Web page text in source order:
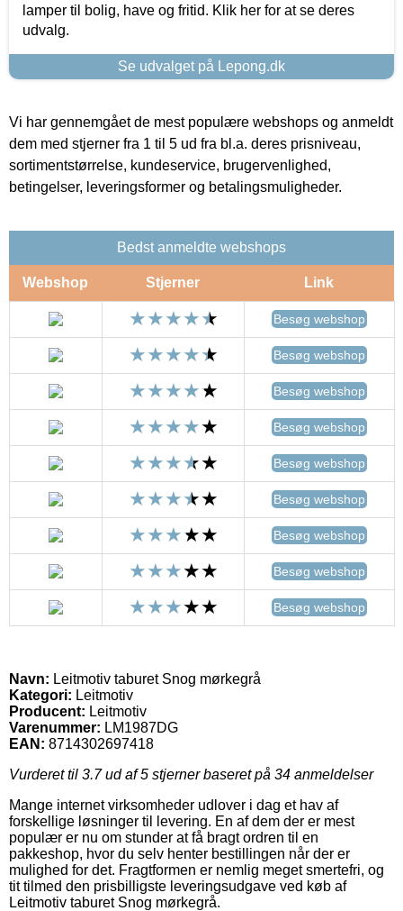
lamper til bolig, have og fritid. Klik her for at se deres
udvalg.
Se udvalget på Lepong.dk
Vi har gennemgået de mest populære webshops og anmeldt
dem med stjerner fra 1 til 5 ud fra bl.a. deres prisniveau,
sortimentstørrelse, kundeservice, brugervenlighed,
betingelser, leveringsformer og betalingsmuligheder.
Bedst anmeldte webshops
Webshop Stjerner Link
Besøg webshop
Besøg webshop
Besøg webshop
Besøg webshop
Besøg webshop
Besøg webshop
Besøg webshop
Besøg webshop
Besøg webshop
Navn: Leitmotiv taburet Snog mørkegrå
Kategori: Leitmotiv
Producent: Leitmotiv
Varenummer: LM1987DG
EAN: 8714302697418
Vurderet til 3.7ud af 5 stjerner baseret på 34 anmeldelser
Mange internet virksomheder udlover i dag et hav af
forskellige løsninger til levering. En af dem der er mest
populær er nu om stunder at få bragt ordren til en
pakkeshop, hvor du selv henter bestillingen når der er
mulighed for det. Fragtformen er nemlig meget smertefri, og
tit tilmed den prisbilligste leveringsudgave ved køb af
Leitmotiv taburet Snog mørkegrå.